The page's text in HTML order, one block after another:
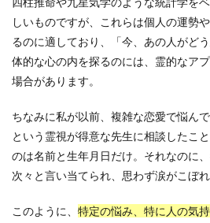
しいものですが、これらは個人の運勢
るのに適しており、「今、あの人がど
体的な心の内を探るのには、霊的なア
場合があります。
ちなみに私が以前、複雑な恋愛で悩ん
という霊視が得意な先生に相談したこ
のは名前と生年月日だけ。それなのに
次々と言い当てられ、思わず涙がこぼ
このように、 特定の悩み、特に人の気